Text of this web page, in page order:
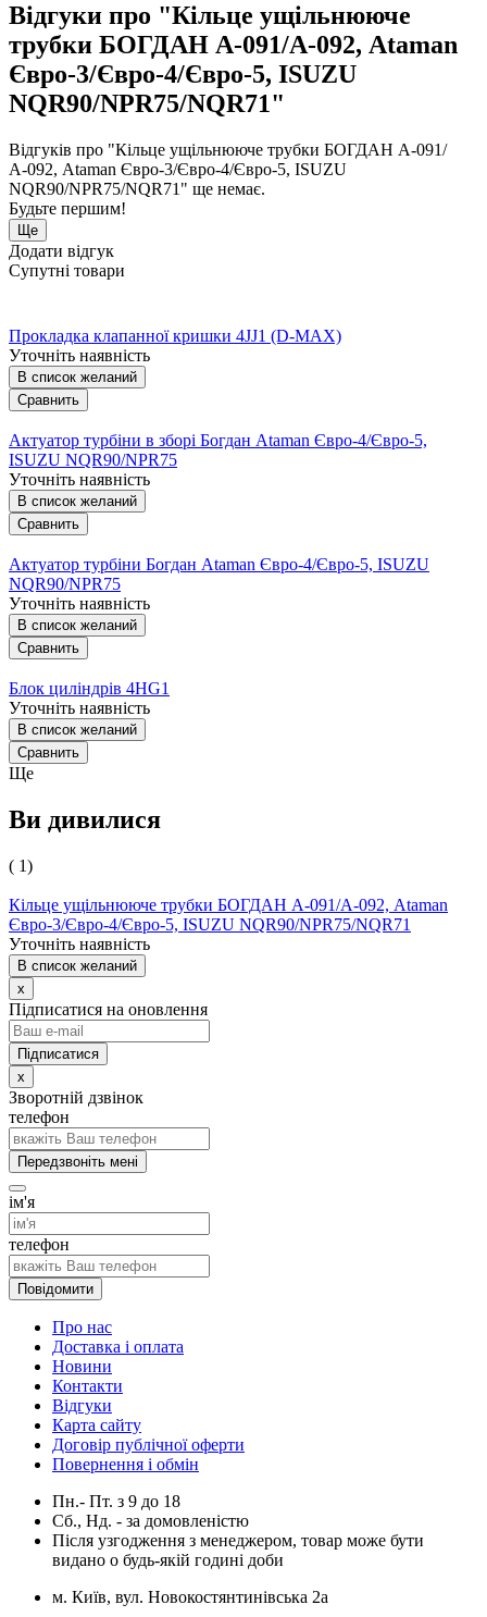
Відгуки про "Кільце ущільнююче
трубки БОГДАН А-091/А-092, Ataman
Євро-3/Євро-4/Євро-5, ISUZU
NQR90/NPR75/NQR71"
Відгуків про "Кільце ущільнююче трубки БОГДАН А-091/
А-092, Ataman Євро-3/Євро-4/Євро-5, ISUZU
NQR90/NPR75/NQR71" ще немає.
Будьте першим!
Ще
Додати відгук
Супутні товари
Прокладка клапанної кришки 4JJ1 (D-MAX)
Уточніть наявність
В список желаний
Сравнить
Актуатор турбіни в зборі Богдан Ataman Євро-4/Євро-5,
ISUZU NQR90/NPR75
Уточніть наявність
В список желаний
Сравнить
Актуатор турбіни Богдан Ataman Євро-4/Євро-5, ISUZU
NQR90/NPR75
Уточніть наявність
В список желаний
Сравнить
Блок циліндрів 4HG1
Уточніть наявність
В список желаний
Сравнить
Ще
Ви дивилися
( 1)
Кільце ущільнююче трубки БОГДАН А-091/А-092, Ataman
Євро-3/Євро-4/Євро-5, ISUZU NQR90/NPR75/NQR71
Уточніть наявність
В список желаний
x
Підписатися на оновлення
x
Зворотній дзвінок
телефон
Передзвоніть мені
ім'я
телефон
Повідомити
Про нас
Доставка і оплата
Новини
Контакти
Відгуки
Карта сайту
Договір публічної оферти
Повернення і обмін
Пн.- Пт. з 9 до 18
Сб., Нд. - за домовленістю
Після узгодження з менеджером, товар може бути
видано о будь-якій годині доби
м. Київ, вул. Новокостянтинівська 2а